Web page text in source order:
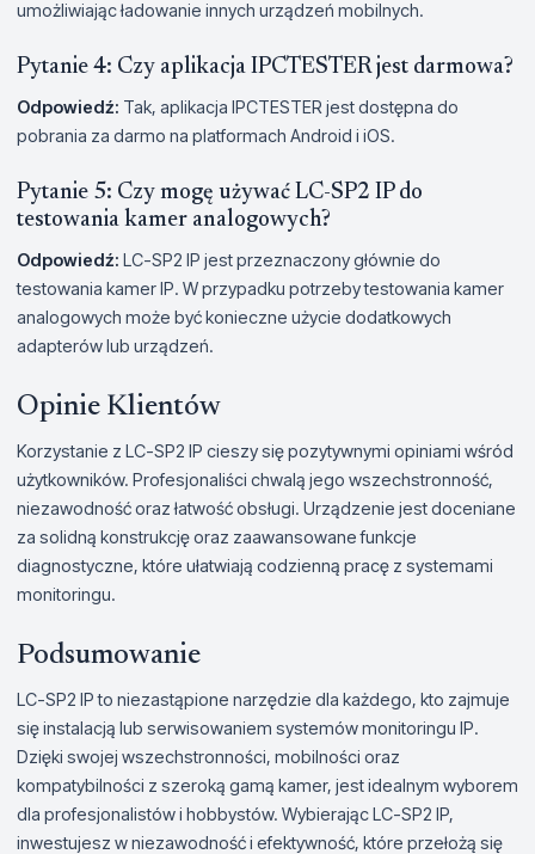
umożliwiając ładowanie innych urządzeń mobilnych.
Pytanie 4: Czy aplikacja IPCTESTER jest darmowa?
Odpowiedź: Tak, aplikacja IPCTESTER jest dostępna do
pobrania za darmo na platformach Android i iOS.
Pytanie 5: Czy mogę używać LC-SP2 IP do
testowania kamer analogowych?
Odpowiedź: LC-SP2 IP jest przeznaczony głównie do
testowania kamer IP. W przypadku potrzeby testowania kamer
analogowych może być konieczne użycie dodatkowych
adapterów lub urządzeń.
Opinie Klientów
Korzystanie z LC-SP2 IP cieszy się pozytywnymi opiniami wśród
użytkowników. Profesjonaliści chwalą jego wszechstronność,
niezawodność oraz łatwość obsługi. Urządzenie jest doceniane
za solidną konstrukcję oraz zaawansowane funkcje
diagnostyczne, które ułatwiają codzienną pracę z systemami
monitoringu.
Podsumowanie
LC-SP2 IP to niezastąpione narzędzie dla każdego, kto zajmuje
się instalacją lub serwisowaniem systemów monitoringu IP.
Dzięki swojej wszechstronności, mobilności oraz
kompatybilności z szeroką gamą kamer, jest idealnym wyborem
dla profesjonalistów i hobbystów. Wybierając LC-SP2 IP,
inwestujesz w niezawodność i efektywność, które przełożą się